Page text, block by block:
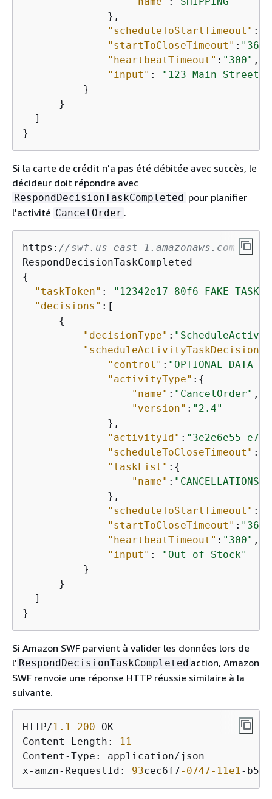
              },
"scheduleToStartTimeout" :
"startToCloseTimeout" :
"heartbeatTimeout" : "300" ,
"input" :
"123 Main Street,
          }
      }
  ]
}
Si la carte de crédit n'a pas été débitée avec succès, le
décideur doit répondre avec
RespondDecisionTaskCompleted pour planifier
l'activité CancelOrder .
https: //swf.us-east-1.amazonaws.com
{
"taskToken" :
"12342e17-80f6-FAKE-TASK-
"decisions" :[
{
"decisionType" :
"control" :
"activityType" : {
"name" : "CancelOrder" ,
"version" : "2.4"
              },
"activityId" : "3e2e6e55-
"scheduleToCloseTimeout" :
"taskList" : {
"name" : "CANCELLATIONS"
              },
"scheduleToStartTimeout" :
"startToCloseTimeout" :
"heartbeatTimeout" : "300" ,
"input" :
"Out of Stock"
          }
      }
  ]
}
Si Amazon SWF parvient à valider les données lors de
l' RespondDecisionTaskCompleted action, Amazon
SWF renvoie une réponse HTTP réussie similaire à la
suivante.
HTTP/1.1 200 OK
Content-Length:
11
Content-Type: application/json
x-amzn-RequestId: 93cec6f7-0747-11e1-b533